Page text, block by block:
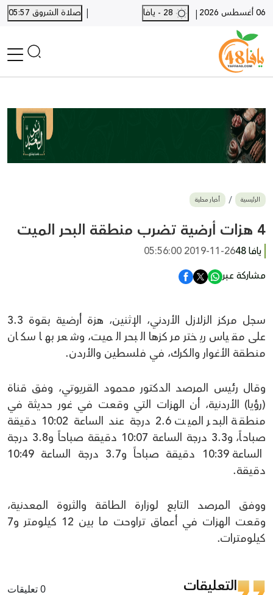
06 أغسطس 2026 |
| صلاة الشروق 05:57
أخبار محلية
أخبار يافا
SHORTS
أخبار اللد والرملة
بيع وشراء
أخبار القدس
وفيات
المزيد
الرئيسية أخبار محلية
4 هزات أرضية تضرب منطقة البحر الميت
يافا 48
2019-11-26 05:56:00
مشاركة عبر
سجل مركز الزلازل الأردني، الإثنين، هزة أرضية بقوة 3.3
على مقياس ريختر مركزها البحر الميت، وشعر بها سكان
منطقة الأغوار والكرك، في فلسطين والأردن.
وقال رئيس المرصد الدكتور محمود القريوتي، وفق قناة
(رؤيا) الأردنية، أن الهزات التي وقعت في غور حديثة في
منطقة البحر الميت 2.6 درجة عند الساعة 10:02 دقيقة
صباحاً، و3.3 درجة الساعة 10:07 دقيقة صباحاً و3.8 درجة
الساعة 10:39 دقيقة صباحاً و3.7 درجة الساعة 10:49
دقيقة.
ووفق المرصد التابع لوزارة الطاقة والثروة المعدنية،
وقعت الهزات في أعماق تراوحت ما بين 12 كيلومتر و7
كيلومترات.
التعليقات 0 تعليقات